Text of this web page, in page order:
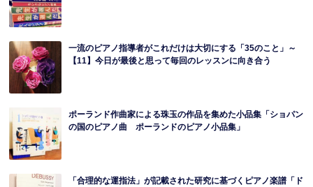
一流のピアノ指導者がこれだけは大切にする「35のこと」～
【11】今日が最後と思って毎回のレッスンに向き合う
ポーランド作曲家による珠玉の作品を集めた小品集「ショパン
の国のピアノ曲 ポーランドのピアノ小品集」
「合理的な運指法」が記載された研究に基づくピアノ楽譜「ド